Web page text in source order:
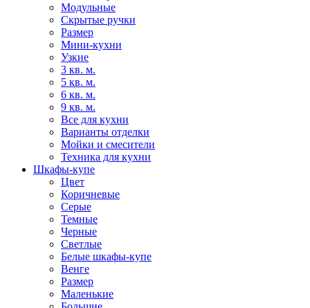
Модульные
Скрытые ручки
Размер
Мини-кухни
Узкие
3 кв. м.
5 кв. м.
6 кв. м.
9 кв. м.
Все для кухни
Варианты отделки
Мойки и смесители
Техника для кухни
Шкафы-купе
Цвет
Коричневые
Серые
Темные
Черные
Светлые
Белые шкафы-купе
Венге
Размер
Маленькие